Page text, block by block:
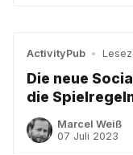
ActivityPub •
Die neue
die
Marcel Weiß
07 Juli 2023